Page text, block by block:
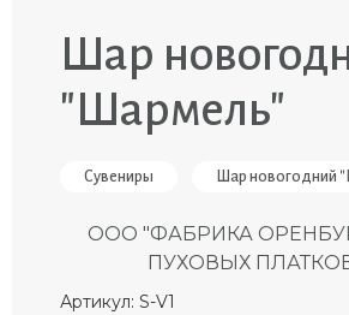
Шар
"Шармель"
Сувениры Шар новогодний
ООО "ФАБРИКА
ПУХОВЫХ
Артикул: S-V1